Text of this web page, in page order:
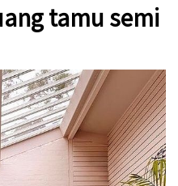
tamu semi